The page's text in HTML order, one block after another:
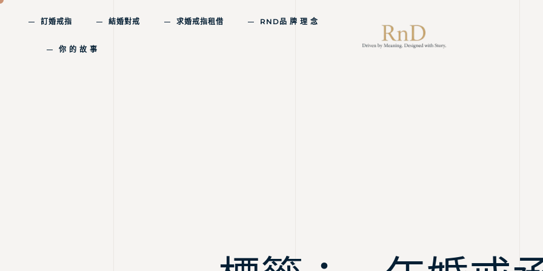
訂婚戒指 結婚對戒 求婚戒指租借 RND品 牌 理 念
你 的 故 事